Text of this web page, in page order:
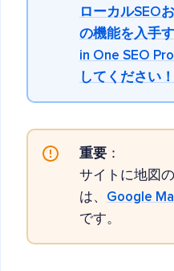
ローカルSEO
の機能を入手
in One SEO
してください！
重要 ：
サイトに地図
は、 Google
です。